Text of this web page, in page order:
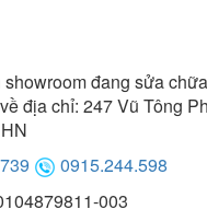
showroom đang sửa
địa chỉ: 247 Vũ Tông
0915.244.598
003